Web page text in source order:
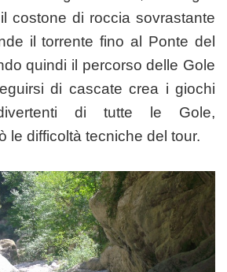
costone di roccia sovrastante
il torrente fino al Ponte del
quindi il percorso delle Gole
di cascate crea i giochi
di tutte le Gole,
le difficoltà tecniche del tour.